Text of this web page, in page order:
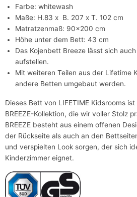
Farbe: whitewash
Maße: H.83 x B. 207 x T. 102 cm
Matratzenmaß: 90x200 cm
Höhe unter dem Bett: 43 cm
Das Kojenbett Breeze lässt sich
aufstellen.
Mit weiteren Teilen aus der Lifetime
andere Betten umgebaut werden.
Dieses Bett von LIFETIME Kidsrooms
BREEZE-Kollektion, die wir voller Stolz
BREEZE besteht aus einem offenen
der Rückseite als auch an den
und verspielten Look sorgen, der sich
Kinderzimmer eignet.